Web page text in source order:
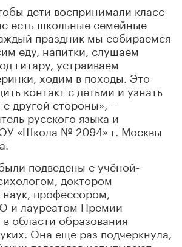
дети воспринимали класс
есть школьные семейные
праздник мы собираемся
еду, напитки, слушаем
гитару, устраиваем
ходим в походы. Это
контакт с детьми и узнать
другой стороны», –
русского языка и
«Школа № 2094» г. Москвы
подведены с учёной-
доктором
профессором,
и лауреатом Премии
области образования
Она еще раз подчеркнула,